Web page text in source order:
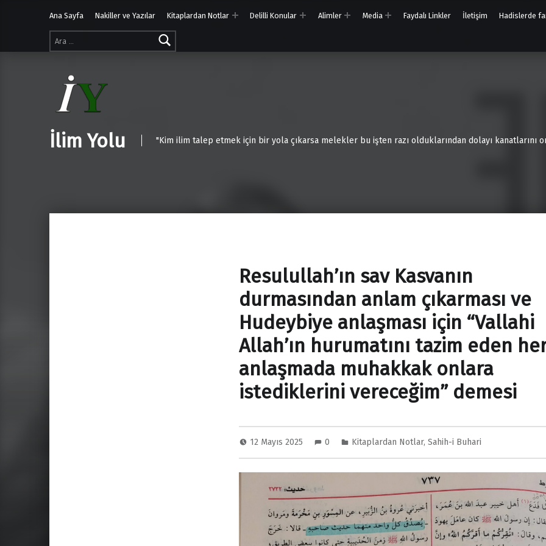
Arama:
Ana Sayfa Nakiller ve Yazılar Kitaplardan Notlar Delilli Konular Alimler Media Faydalı Linkler İletişim Hadislerde
İlim Yolu "Kim ilim talep etmek için bir yola çıkarsa melekler bu işten razı olduklarından dolayı kanatlarını
Resulullah’ın sav Kasvanın
durmasından anlam çıkarması ve
Hudeybiye anlaşması için “Vallahi
Allah’ın hurumatını tazim eden
anlaşmada muhakkak onlara
istediklerini vereceğim” demesi
12 Mayıs 2025 0 Kitaplardan Notlar, Sahih-i Buhari